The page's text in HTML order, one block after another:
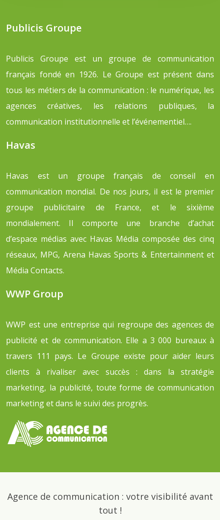
Publicis Groupe
Publicis Groupe est un groupe de communication
français fondé en 1926. Le Groupe est présent dans
tous les métiers de la communication : le numérique, les
agences créatives, les relations publiques, la
communication institutionnelle et l’événementiel….
Havas
Havas est un groupe français de conseil en
communication mondial. De nos jours, il est le premier
groupe publicitaire de France, et le sixième
mondialement. Il comporte une branche d’achat
d’espace médias avec Havas Média composée des cinq
réseaux, MPG, Arena Havas Sports & Entertainment et
Média Contacts.
WWP Group
WWP est une entreprise qui regroupe des agences de
publicité et de communication. Elle a 3 000 bureaux à
travers 111 pays. Le Groupe existe pour aider leurs
clients à rivaliser avec succès : dans la stratégie
marketing, la publicité, toute forme de communication
marketing et dans le suivi des progrès.
Agence de communication : votre visibilité avant
tout !